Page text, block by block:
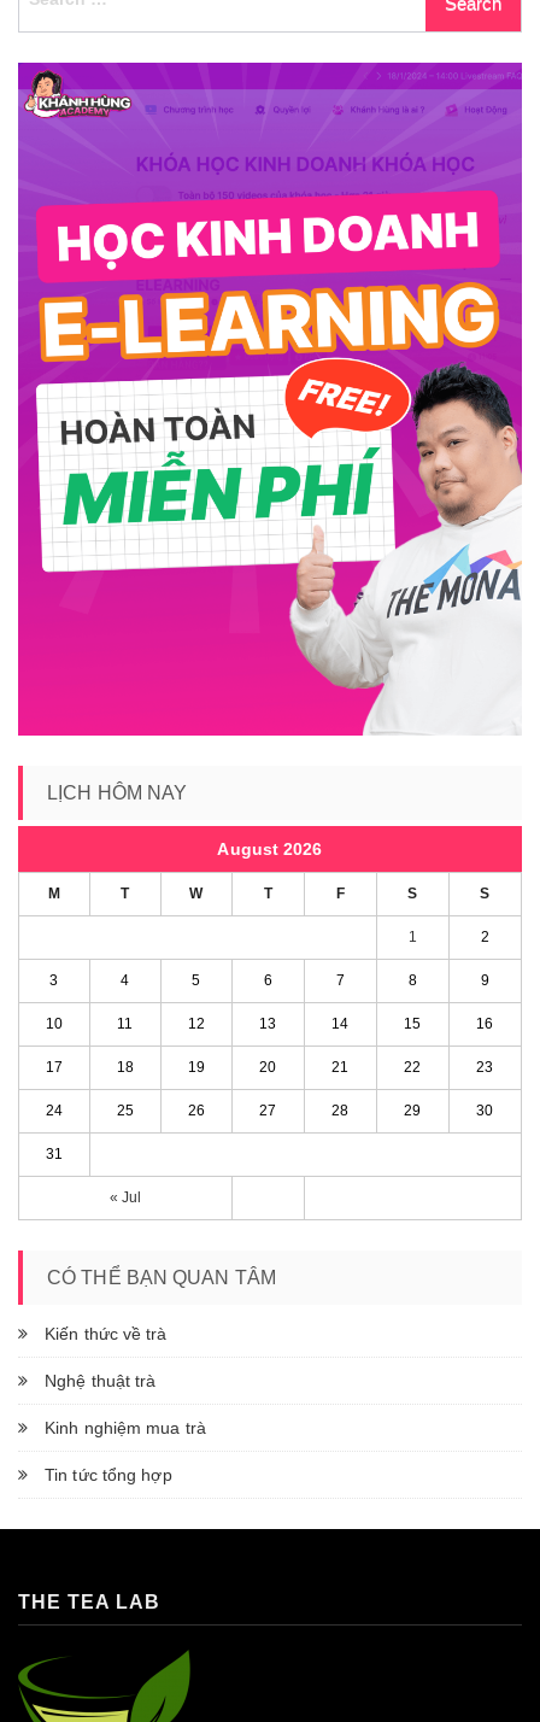
LỊCH HÔM NAY
August 2026
M T W T F S S
« Jul
1 2
3 4 5 6 7 8 9
10 11 12 13 14 15 16
17 18 19 20 21 22 23
24 25 26 27 28 29 30
31
CÓ THỂ BẠN QUAN TÂM
Kiến thức về trà
Nghệ thuật trà
Kinh nghiệm mua trà
Tin tức tổng hợp
THE TEA LAB